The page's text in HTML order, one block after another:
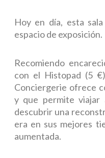
Hoy en día, esta
espacio de exposición.
Recomiendo
con el Histopad (5
Conciergerie ofrece
y que permite
descubrir una
era en sus mejores
aumentada.